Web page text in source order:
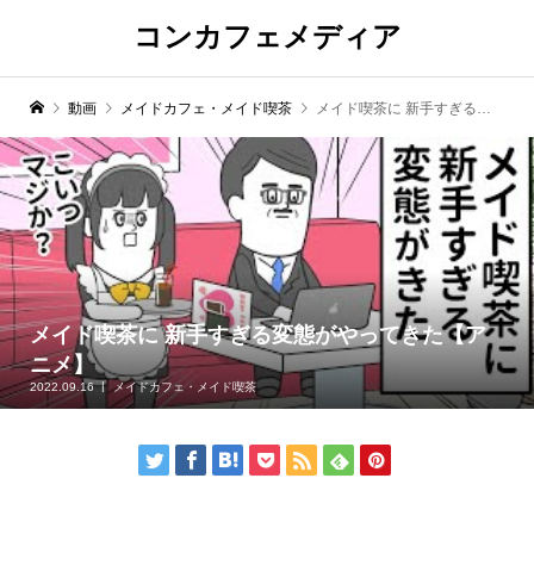
コンカフェメディア
動画 メイドカフェ・メイド喫茶 メイド喫茶に 新手すぎる変態がやってきた【アニメ】
メイド喫茶に 新手すぎる変態がやってきた【ア
ニメ】
2022.09.16 メイドカフェ・メイド喫茶